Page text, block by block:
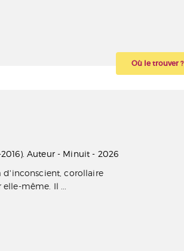
Où le trouver ?
Auteur - Minuit - 2026
d'inconscient, corollaire
même. Il ...